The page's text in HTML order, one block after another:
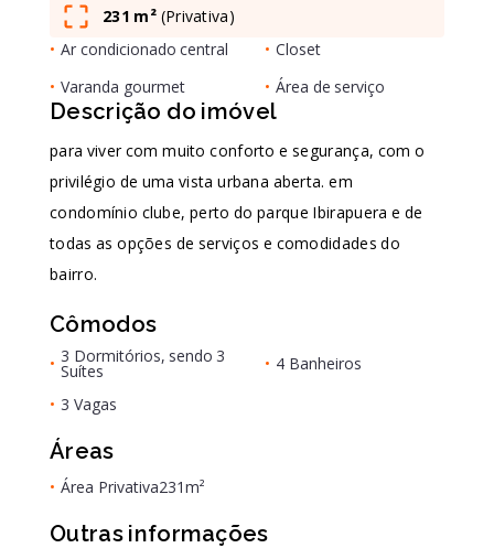
231 m² (Privativa)
• Ar condicionado central • Closet
• Varanda gourmet • Área de serviço
Descrição do imóvel
para viver com muito conforto e segurança, com o
privilégio de uma vista urbana aberta. em
condomínio clube, perto do parque Ibirapuera e de
todas as opções de serviços e comodidades do
bairro.
Cômodos
• 3 Dormitórios, sendo 3
Suítes • 4 Banheiros
• 3 Vagas
Áreas
• Área Privativa231m²
Outras informações